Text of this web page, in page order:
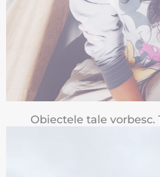
Obiectele tale vorbesc.